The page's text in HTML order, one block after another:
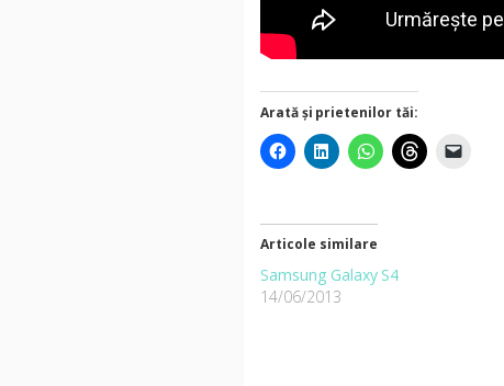
Arată și prietenilor tăi:
Articole similare
Samsung Galaxy S4
14/06/2013